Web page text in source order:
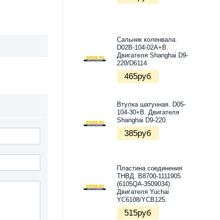
Сальник коленвала.
D02B-104-02A+B.
Двигателя Shanghai D9-
220/D6114.
465руб
Втулка шатунная. D05-
104-30+B. Двигателя
Shanghai D9-220.
385руб
Пластина соединения
ТНВД. B8700-1111905
(6105QA-3509034).
Двигателя Yuchai
YC6108/YCB125.
515руб